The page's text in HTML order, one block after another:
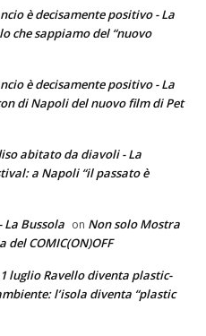
è decisamente positivo - La
che sappiamo del “nuovo
è decisamente positivo - La
di Napoli del nuovo film di Pet
abitato da diavoli - La
a Napoli “il passato è
Bussola on Non solo Mostra
COMIC(ON)OFF
luglio Ravello diventa plastic-
l’isola diventa “plastic